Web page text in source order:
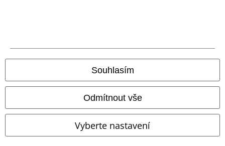
Souhlasím
Odmítnout vše
Vyberte nastavení
Naše online obchody
EMP International